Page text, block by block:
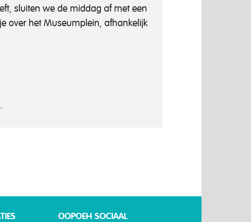
sluiten we de middag af met een
over het Museumplein, afhankelijk
OOPOEH SOCIAAL